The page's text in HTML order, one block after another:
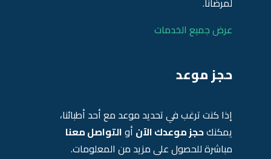
عرض جميع الخدمات
حجز موعد
إذا كنت ترغب في تحديد موعد مع أحد أطبائنا،
يمكنكحجز موعدك الآن أوالتواصل معنا
مباشرة للحصول على مزيد من المعلومات.